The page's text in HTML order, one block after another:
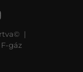
|
gáz